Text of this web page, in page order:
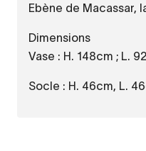
Ebène de Macassar,
Dimensions
Vase : H. 148cm ; L.
Socle : H. 46cm, L.